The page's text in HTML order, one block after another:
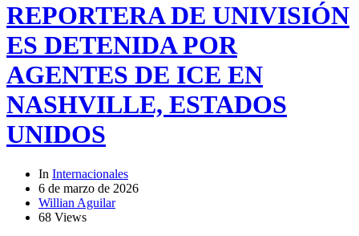
REPORTERA DE UNIVISIÓN
ES DETENIDA POR
AGENTES DE ICE EN
NASHVILLE, ESTADOS
UNIDOS
In Internacionales
6 de marzo de 2026
Willian Aguilar
68 Views